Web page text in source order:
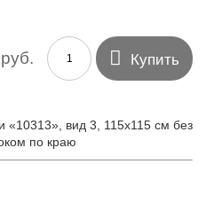
 Купить
«10313», вид 3, 115х115 см без
по краю